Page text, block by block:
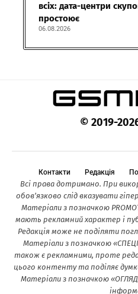
всіх: дата-центри
простоює
06.08.2026
© 2019-
Контакти Редакція
Всі права дотримано. При
обов’язково слід вказувати
Матеріали з позначкою
мають рекламний характер і
Редакція може не поділяти
Матеріали з позначкою
також є рекламними, проте
цього контенту та поділяє
Матеріали з позначкою